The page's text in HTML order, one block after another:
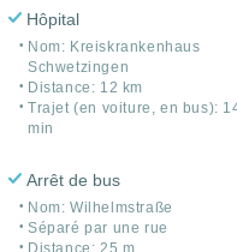
Hôpital
Nom: Kreiskrankenhaus
Schwetzingen
Distance: 12 km
Trajet (en voiture, en bus):
min
Arrêt de bus
Nom: Wilhelmstraße
Séparé par une rue
Distance: 25 m